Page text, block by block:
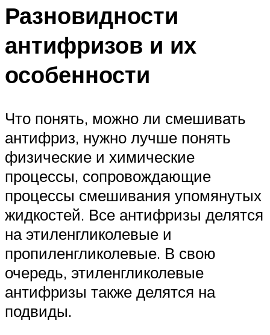
Разновидности
антифризов и их
особенности
Что понять, можно ли смешивать
антифриз, нужно лучше понять
физические и химические
процессы, сопровождающие
процессы смешивания упомянутых
жидкостей. Все антифризы делятся
на этиленгликолевые и
пропиленгликолевые. В свою
очередь, этиленгликолевые
антифризы также делятся на
подвиды.